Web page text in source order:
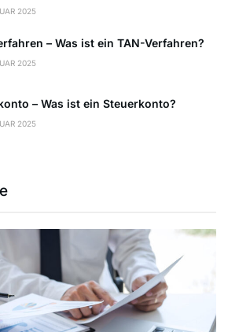
2025
– Was ist ein TAN-Verfahren?
2025
– Was ist ein Steuerkonto?
2025